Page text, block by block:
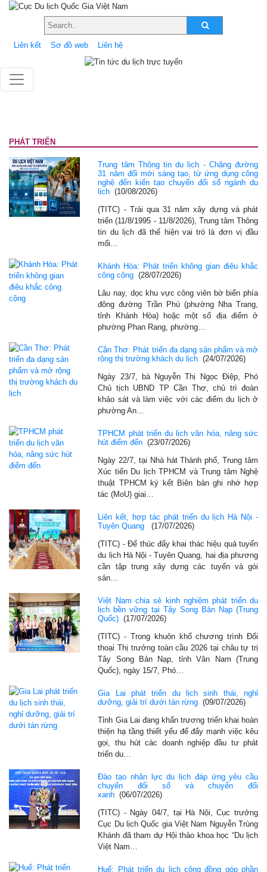
Liên kết Sơ đồ web Liên hệ
PHÁT TRIỂN
Trung tâm Thông tin du lịch - Chặng đường
31 năm đổi mới sáng tạo, từ ứng dụng công
nghệ đến kiến tạo chuyển đổi số ngành du
lịch (10/08/2026)
(TITC) - Trải qua 31 năm xây dựng và phát
triển (11/8/1995 - 11/8/2026), Trung tâm Thông
tin du lịch đã thể hiện vai trò là đơn vị đầu
mối…
Khánh Hòa: Phát triển không gian điêu khắc
công cộng (28/07/2026)
Lâu nay, dọc khu vực công viên bờ biển phía
đông đường Trần Phú (phường Nha Trang,
tỉnh Khánh Hòa) hoặc một số địa điểm ở
phường Phan Rang, phường…
Cần Thơ: Phát triển đa dạng sản phẩm và mở
rộng thị trường khách du lịch (24/07/2026)
Ngày 23/7, bà Nguyễn Thị Ngọc Điệp, Phó
Chủ tịch UBND TP Cần Thơ, chủ trì đoàn
khảo sát và làm việc với các điểm du lịch ở
phường An…
TPHCM phát triển du lịch văn hóa, nâng sức
hút điểm đến (23/07/2026)
Ngày 22/7, tại Nhà hát Thành phố, Trung tâm
Xúc tiến Du lịch TPHCM và Trung tâm Nghệ
thuật TPHCM ký kết Biên bản ghi nhớ hợp
tác (MoU) giai…
Liên kết, hợp tác phát triển du lịch Hà Nội -
Tuyên Quang
(17/07/2026)
(TITC) - Để thúc đẩy khai thác hiệu quả tuyến
du lịch Hà Nội - Tuyên Quang, hai địa phương
cần tập trung xây dựng các tuyến và gói
sản…
Việt Nam chia sẻ kinh nghiệm phát triển du
lịch bền vững tại Tây Song Bản Nạp (Trung
Quốc) (17/07/2026)
(TITC) - Trong khuôn khổ chương trình Đối
thoại Thị trưởng toàn cầu 2026 tại châu tự trị
Tây Song Bản Nạp, tỉnh Vân Nam (Trung
Quốc), ngày 15/7, Phó…
Gia Lai phát triển du lịch sinh thái, nghỉ
dưỡng, giải trí dưới tán rừng (09/07/2026)
Tỉnh Gia Lai đang khẩn trương triển khai hoàn
thiện hạ tầng thiết yếu để đẩy mạnh việc kêu
gọi, thu hút các doanh nghiệp đầu tư phát
triển du…
Đào tạo nhân lực du lịch đáp ứng yêu cầu
chuyển đổi số và chuyển đổi
xanh (06/07/2026)
(TITC) - Ngày 04/7, tại Hà Nội, Cục trưởng
Cục Du lịch Quốc gia Việt Nam Nguyễn Trùng
Khánh đã tham dự Hội thảo khoa học “Du lịch
Việt Nam…
Huế: Phát triển du lịch cộng đồng góp phần